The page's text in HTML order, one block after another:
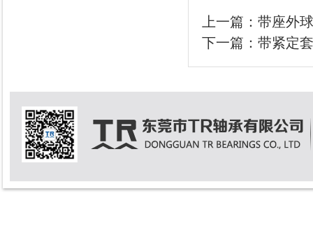
上一篇： 带座外
下一篇： 带紧定